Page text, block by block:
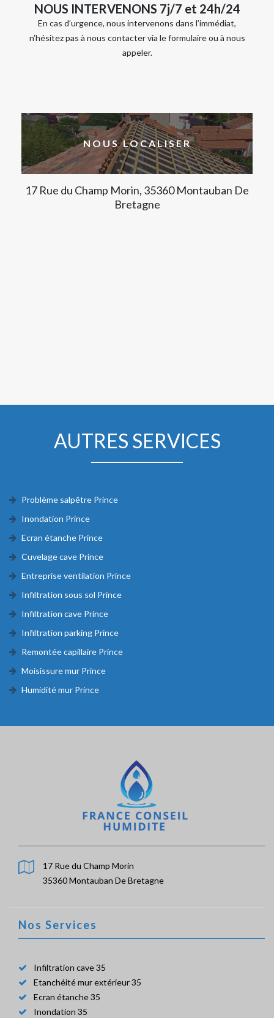
NOUS INTERVENONS 7j/7 et 24h/24
En cas d’urgence, nous intervenons dans l’immédiat,
n’hésitez pas à nous contacter via le formulaire ou à nous
appeler.
NOUS LOCALISER
17 Rue du Champ Morin, 35360 Montauban De
Bretagne
AUTRES SERVICES
Problème salpêtre Prince
Inondation Prince
Ecran étanche Prince
Cuvelage cave Prince
Entreprise ventilation Prince
Infiltration sous sol Prince
Infiltration cave Prince
Infiltration parking Prince
Remontée capillaire Prince
Moisissure mur Prince
Humidité mur Prince
17 Rue du Champ Morin
35360 Montauban De Bretagne
Nos Services
Infiltration cave 35
Etanchéité mur extérieur 35
Ecran étanche 35
Inondation 35